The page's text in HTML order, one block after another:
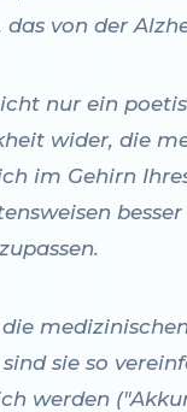
von der
nur ein
wider, die
im Gehirn
sie so
werden